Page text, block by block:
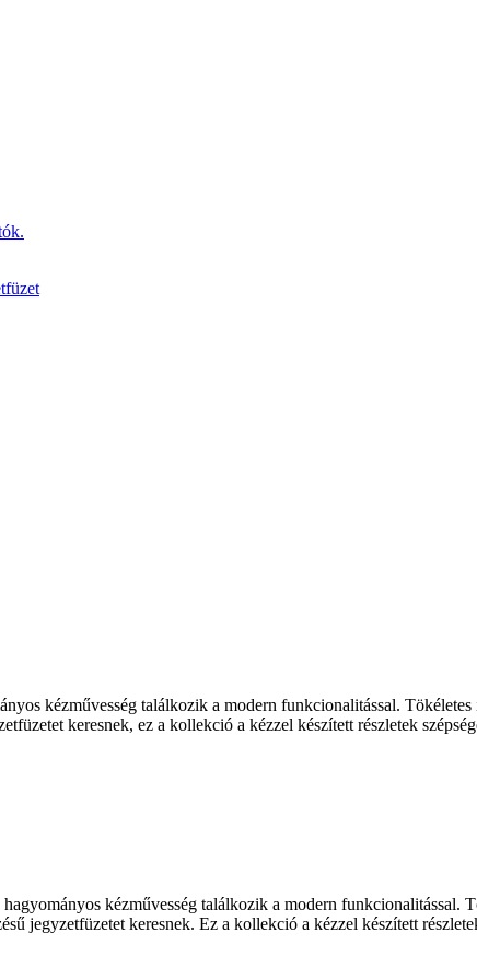
kézművesség találkozik a modern funkcionalitással.
keresnek, ez a kollekció a kézzel készített részletek
kézművesség találkozik a modern funkcionalitással.
jegyzetfüzetet keresnek. Ez a kollekció a kézzel készített